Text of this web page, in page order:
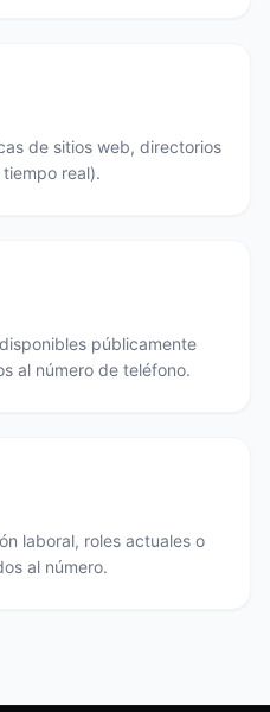
de sitios web, directorios
real).
públicamente
al número de teléfono.
laboral, roles actuales o
al número.